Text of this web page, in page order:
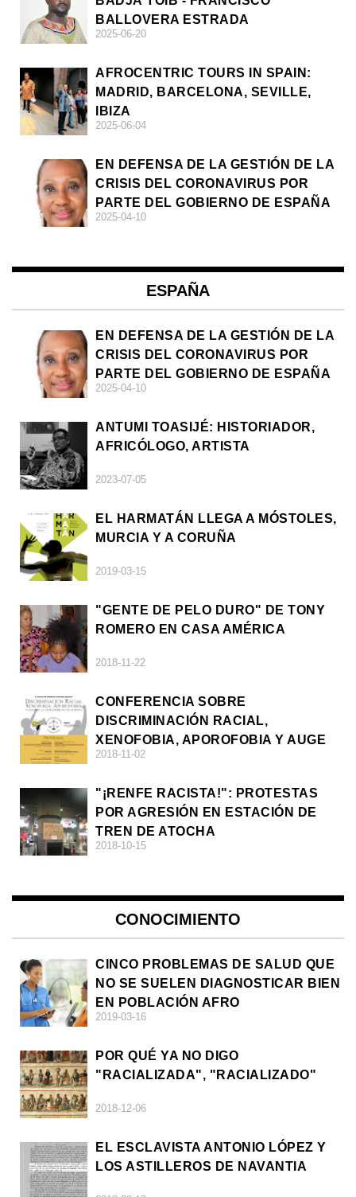
BALLOVERA ESTRADA
2025-06-20
AFROCENTRIC TOURS IN SPAIN:
MADRID, BARCELONA, SEVILLE,
IBIZA
2025-06-04
EN DEFENSA DE LA GESTIÓN DE LA
CRISIS DEL CORONAVIRUS POR
PARTE DEL GOBIERNO DE ESPAÑA
2025-04-10
ESPAÑA
EN DEFENSA DE LA GESTIÓN DE LA
CRISIS DEL CORONAVIRUS POR
PARTE DEL GOBIERNO DE ESPAÑA
2025-04-10
ANTUMI TOASIJÉ: HISTORIADOR,
AFRICÓLOGO, ARTISTA
2023-07-05
EL HARMATÁN LLEGA A MÓSTOLES,
MURCIA Y A CORUÑA
2019-03-15
"GENTE DE PELO DURO" DE TONY
ROMERO EN CASA AMÉRICA
2018-11-22
CONFERENCIA SOBRE
DISCRIMINACIÓN RACIAL,
XENOFOBIA, APOROFOBIA Y AUGE
DE LA ULTRADERECHA EN EUROPA
2018-11-02
"¡RENFE RACISTA!": PROTESTAS
POR AGRESIÓN EN ESTACIÓN DE
TREN DE ATOCHA
2018-10-15
CONOCIMIENTO
CINCO PROBLEMAS DE SALUD QUE
NO SE SUELEN DIAGNOSTICAR BIEN
EN POBLACIÓN AFRO
2019-03-16
POR QUÉ YA NO DIGO
"RACIALIZADA", "RACIALIZADO"
2018-12-06
EL ESCLAVISTA ANTONIO LÓPEZ Y
LOS ASTILLEROS DE NAVANTIA